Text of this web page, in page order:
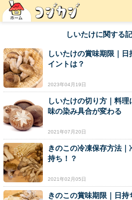
しいたけに関する
しいたけの賞味期限｜
イントは？
2023年04月19日
しいたけの切り方｜料
味の染み具合が変わる
2021年07月20日
きのこの冷凍保存方法
持ち！？
2021年02月05日
きのこの賞味期限｜日